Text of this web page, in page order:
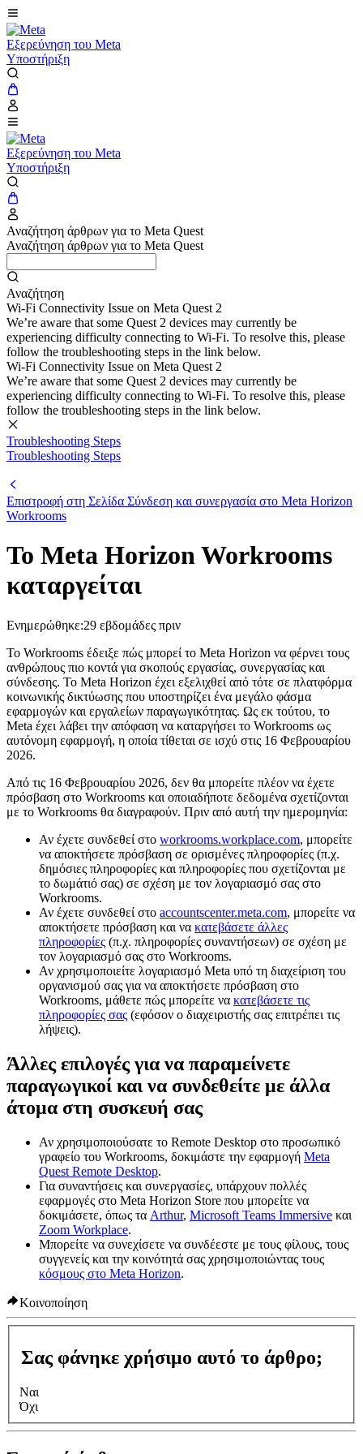
Εξερεύνηση του Meta
Υποστήριξη
Εξερεύνηση του Meta
Υποστήριξη
Αναζήτηση άρθρων για το Meta Quest
Αναζήτηση άρθρων για το Meta Quest
Αναζήτηση
Wi-Fi Connectivity Issue on Meta Quest 2
We’re aware that some Quest 2 devices may currently be
experiencing difficulty connecting to Wi-Fi. To resolve this, please
follow the troubleshooting steps in the link below.
Wi-Fi Connectivity Issue on Meta Quest 2
We’re aware that some Quest 2 devices may currently be
experiencing difficulty connecting to Wi-Fi. To resolve this, please
follow the troubleshooting steps in the link below.
Troubleshooting Steps
Troubleshooting Steps
Επιστροφή στη Σελίδα Σύνδεση και συνεργασία στο Meta Horizon
Workrooms
Το Meta Horizon Workrooms
καταργείται
Ενημερώθηκε:29 εβδομάδες πριν
Το Workrooms έδειξε πώς μπορεί το Meta Horizon να φέρνει τους
ανθρώπους πιο κοντά για σκοπούς εργασίας, συνεργασίας και
σύνδεσης. Το Meta Horizon έχει εξελιχθεί από τότε σε πλατφόρμα
κοινωνικής δικτύωσης που υποστηρίζει ένα μεγάλο φάσμα
εφαρμογών και εργαλείων παραγωγικότητας. Ως εκ τούτου, το
Meta έχει λάβει την απόφαση να καταργήσει το Workrooms ως
αυτόνομη εφαρμογή, η οποία τίθεται σε ισχύ στις 16 Φεβρουαρίου
2026.
Από τις 16 Φεβρουαρίου 2026, δεν θα μπορείτε πλέον να έχετε
πρόσβαση στο Workrooms και οποιαδήποτε δεδομένα σχετίζονται
με το Workrooms θα διαγραφούν. Πριν από αυτή την ημερομηνία:
Αν έχετε συνδεθεί στο workrooms.workplace.com, μπορείτε
να αποκτήσετε πρόσβαση σε ορισμένες πληροφορίες (π.χ.
δημόσιες πληροφορίες και πληροφορίες που σχετίζονται με
το δωμάτιό σας) σε σχέση με τον λογαριασμό σας στο
Workrooms.
Αν έχετε συνδεθεί στο accountscenter.meta.com, μπορείτε να
αποκτήσετε πρόσβαση και να κατεβάσετε άλλες
πληροφορίες (π.χ. πληροφορίες συναντήσεων) σε σχέση με
τον λογαριασμό σας στο Workrooms.
Αν χρησιμοποιείτε λογαριασμό Meta υπό τη διαχείριση του
οργανισμού σας για να αποκτήσετε πρόσβαση στο
Workrooms, μάθετε πώς μπορείτε να κατεβάσετε τις
πληροφορίες σας (εφόσον ο διαχειριστής σας επιτρέπει τις
λήψεις).
Άλλες επιλογές για να παραμείνετε
παραγωγικοί και να συνδεθείτε με άλλα
άτομα στη συσκευή σας
Αν χρησιμοποιούσατε το Remote Desktop στο προσωπικό
γραφείο του Workrooms, δοκιμάστε την εφαρμογή Meta
Quest Remote Desktop.
Για συναντήσεις και συνεργασίες, υπάρχουν πολλές
εφαρμογές στο Meta Horizon Store που μπορείτε να
δοκιμάσετε, όπως τα Arthur, Microsoft Teams Immersive και
Zoom Workplace.
Μπορείτε να συνεχίσετε να συνδέεστε με τους φίλους, τους
συγγενείς και την κοινότητά σας χρησιμοποιώντας τους
κόσμους στο Meta Horizon.
Κοινοποίηση
Σας φάνηκε χρήσιμο αυτό το άρθρο;
Ναι
Όχι